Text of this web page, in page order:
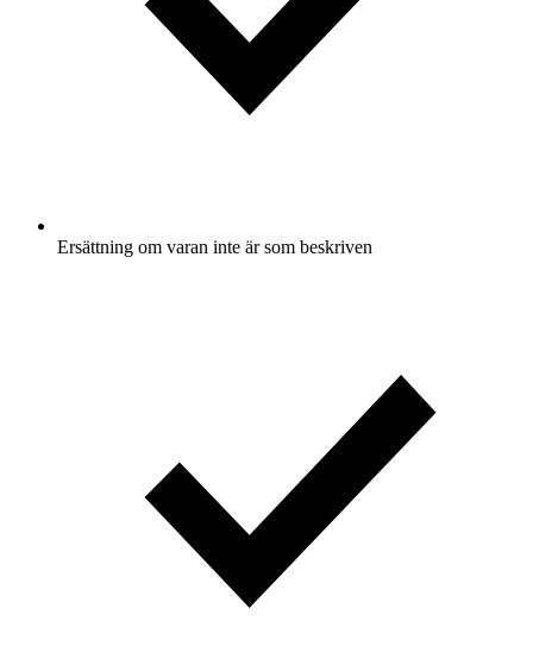
Ersättning om varan inte är som beskriven